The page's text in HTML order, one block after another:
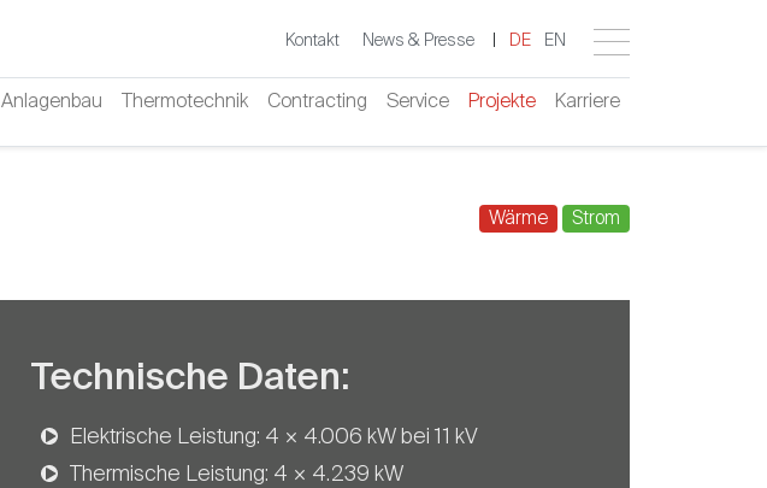
Kontakt News & Presse DE EN
Anlagenbau Thermotechnik Contracting Service Projekte Karriere
Wärme Strom
Technische Daten:
Elektrische Leistung: 4 × 4.006 kW bei 11 kV
Thermische Leistung: 4 × 4.239 kW